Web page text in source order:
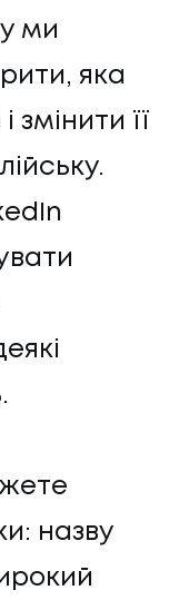
ми
яка
її
назву